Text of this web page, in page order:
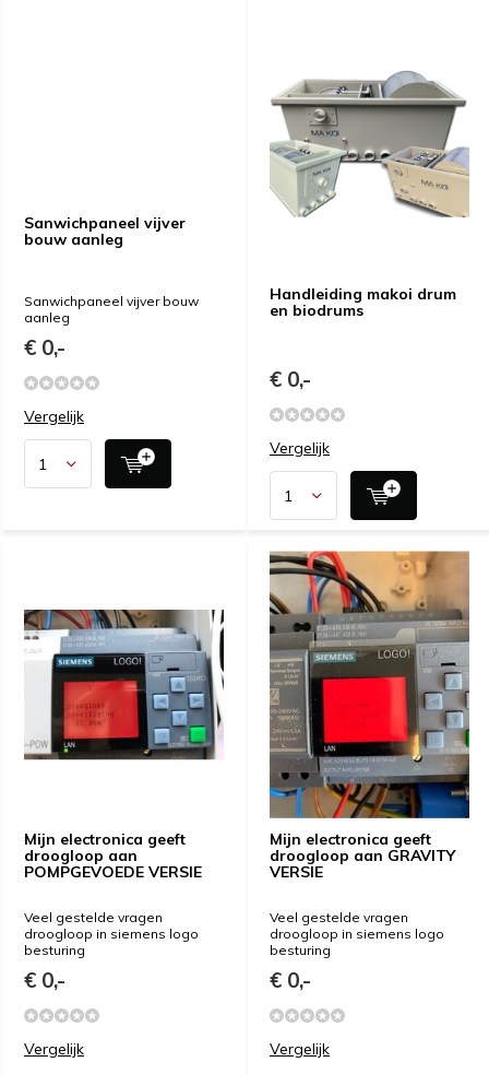
Sanwichpaneel vijver
bouw aanleg
Sanwichpaneel vijver bouw
aanleg
€ 0,-
Vergelijk
Handleiding makoi drum
en biodrums
€ 0,-
Vergelijk
Mijn electronica geeft
droogloop aan
POMPGEVOEDE VERSIE
Veel gestelde vragen
droogloop in siemens logo
besturing
€ 0,-
Vergelijk
Mijn electronica geeft
droogloop aan GRAVITY
VERSIE
Veel gestelde vragen
droogloop in siemens logo
besturing
€ 0,-
Vergelijk